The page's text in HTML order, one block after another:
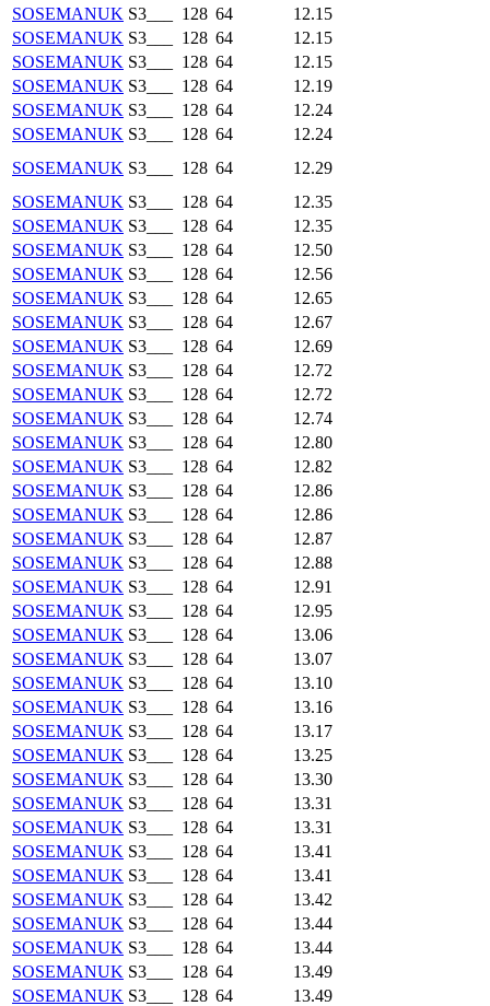
SOSEMANUK S3___ 128 64
12.15
SOSEMANUK S3___ 128 64
12.15
SOSEMANUK S3___ 128 64
12.15
SOSEMANUK S3___ 128 64
12.19
SOSEMANUK S3___ 128 64
12.24
SOSEMANUK S3___ 128 64
12.24
SOSEMANUK S3___ 128 64
12.29
SOSEMANUK S3___ 128 64
12.35
SOSEMANUK S3___ 128 64
12.35
SOSEMANUK S3___ 128 64
12.50
SOSEMANUK S3___ 128 64
12.56
SOSEMANUK S3___ 128 64
12.65
SOSEMANUK S3___ 128 64
12.67
SOSEMANUK S3___ 128 64
12.69
SOSEMANUK S3___ 128 64
12.72
SOSEMANUK S3___ 128 64
12.72
SOSEMANUK S3___ 128 64
12.74
SOSEMANUK S3___ 128 64
12.80
SOSEMANUK S3___ 128 64
12.82
SOSEMANUK S3___ 128 64
12.86
SOSEMANUK S3___ 128 64
12.86
SOSEMANUK S3___ 128 64
12.87
SOSEMANUK S3___ 128 64
12.88
SOSEMANUK S3___ 128 64
12.91
SOSEMANUK S3___ 128 64
12.95
SOSEMANUK S3___ 128 64
13.06
SOSEMANUK S3___ 128 64
13.07
SOSEMANUK S3___ 128 64
13.10
SOSEMANUK S3___ 128 64
13.16
SOSEMANUK S3___ 128 64
13.17
SOSEMANUK S3___ 128 64
13.25
SOSEMANUK S3___ 128 64
13.30
SOSEMANUK S3___ 128 64
13.31
SOSEMANUK S3___ 128 64
13.31
SOSEMANUK S3___ 128 64
13.41
SOSEMANUK S3___ 128 64
13.41
SOSEMANUK S3___ 128 64
13.42
SOSEMANUK S3___ 128 64
13.44
SOSEMANUK S3___ 128 64
13.44
SOSEMANUK S3___ 128 64
13.49
SOSEMANUK S3___ 128 64
13.49